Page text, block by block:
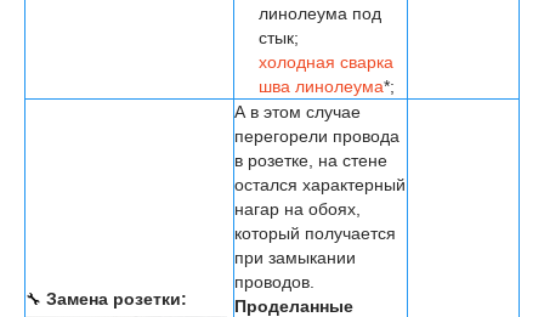
линолеума под
стык;
холодная сварка
шва линолеума*;
🔧 Замена розетки:
А в этом случае
перегорели провода
в розетке, на стене
остался характерный
нагар на обоях,
который получается
при замыкании
проводов.
Проделанные